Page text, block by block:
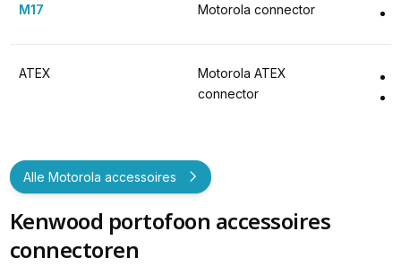
M17 Motorola connector
ATEX
Motorola ATEX
connector
Alle Motorola accessoires
Kenwood portofoon accessoires
connectoren